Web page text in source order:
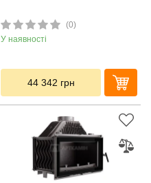
(0)
У наявності
44 342 грн